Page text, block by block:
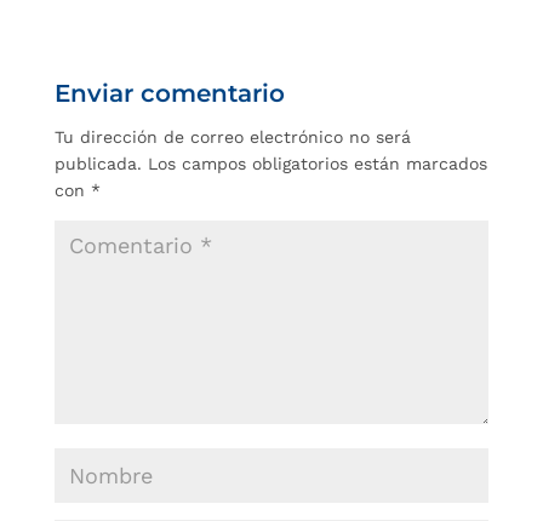
Enviar comentario
Tu dirección de correo electrónico no será
publicada. Los campos obligatorios están marcados
con *